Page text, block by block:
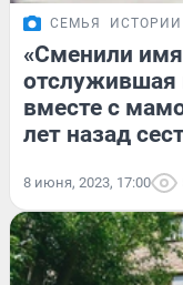
СЕМЬЯ ИСТОРИИ
«Сменили
отслужившая
вместе с
лет назад
8 июня, 2023, 17:00